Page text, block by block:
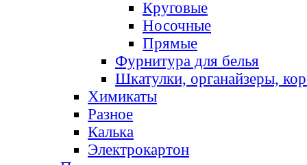
Круговые
Носочные
Прямые
Фурнитура для белья
Шкатулки, органайзеры,
Химикаты
Разное
Калька
Электрокартон